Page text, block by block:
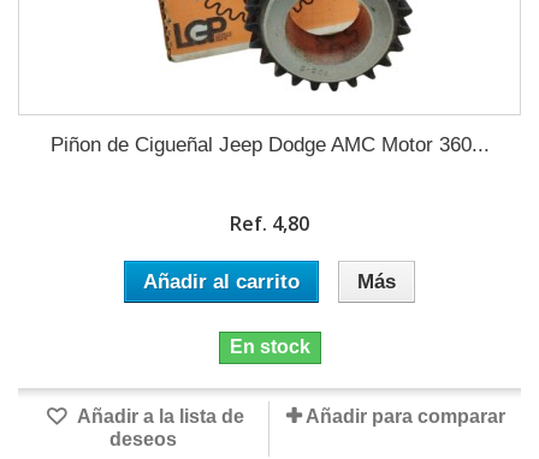
Piñon de Cigueñal Jeep Dodge AMC Motor 360...
Ref. 4,80
Añadir al carrito Más
En stock
Añadir a la lista de
deseos
Añadir para comparar